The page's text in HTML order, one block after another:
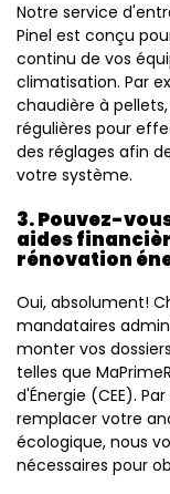
Notre service
Pinel est conçu
continu de vos
climatisation. Par
chaudière à
régulières pour
des réglages afin
votre système.
3. Pouvez-
aides
rénovation
Oui, absolument!
mandataires
monter vos
telles que
d'Énergie (CEE).
remplacer votre
écologique, nous
nécessaires pour